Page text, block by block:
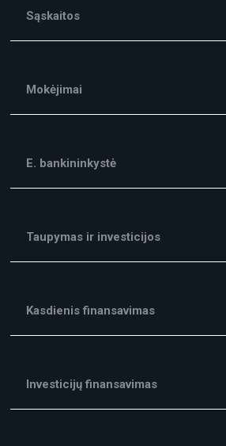
Sąskaitos
Mokėjimai
E. bankininkystė
Taupymas ir investicijos
Kasdienis finansavimas
Investicijų finansavimas